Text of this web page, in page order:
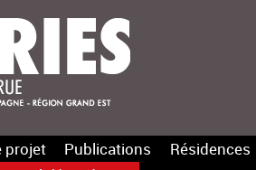
projet Publications Résidences